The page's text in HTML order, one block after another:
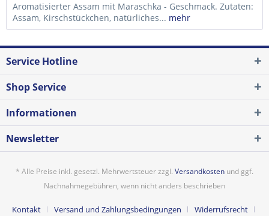
Aromatisierter Assam mit Maraschka - Geschmack. Zutaten:
Assam, Kirschstückchen, natürliches... mehr
Service Hotline
Shop Service
Informationen
Newsletter
* Alle Preise inkl. gesetzl. Mehrwertsteuer zzgl. Versandkosten und ggf.
Nachnahmegebühren, wenn nicht anders beschrieben
Kontakt Versand und Zahlungsbedingungen Widerrufsrecht